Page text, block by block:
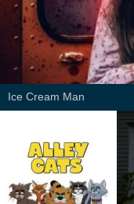
Ice Cream Man